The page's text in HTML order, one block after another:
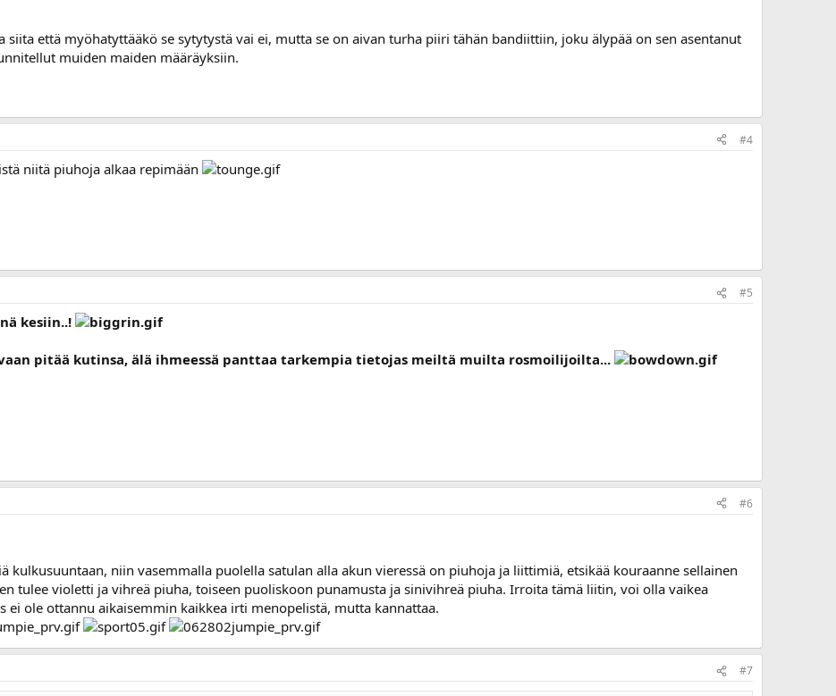
siita että myöhatyttääkö se sytytystä vai ei, mutta se on aivan turha piiri tähän bandiittiin, joku älypää on sen asentanut
muiden maiden määräyksiin.
#4
niitä piuhoja alkaa repimään
#5
kesiin..!
pitää kutinsa, älä ihmeessä panttaa tarkempia tietojas meiltä muilta rosmoilijoilta...
#6
kulkusuuntaan, niin vasemmalla puolella satulan alla akun vieressä on piuhoja ja liittimiä, etsikää kouraanne sellainen
tulee violetti ja vihreä piuha, toiseen puoliskoon punamusta ja sinivihreä piuha. Irroita tämä liitin, voi olla vaikea
ei ole ottannu aikaisemmin kaikkea irti menopelistä, mutta kannattaa.
#7